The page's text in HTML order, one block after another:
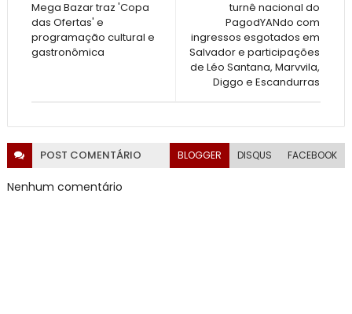
turnê nacional do
PagodYANdo com
ingressos esgotados em
Salvador e participações
de Léo Santana, Marvvila,
Diggo e Escandurras
Mega Bazar traz 'Copa
das Ofertas' e
programação cultural e
gastronômica
POST COMENTÁRIO BLOGGER DISQUS FACEBOOK
Nenhum comentário